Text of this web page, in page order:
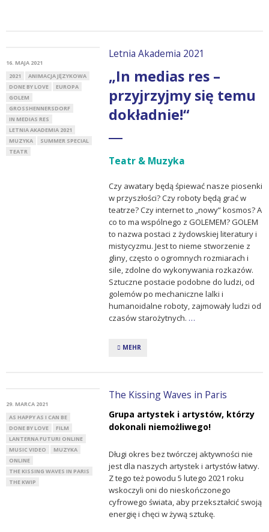
16. MAJA 2021
2021
ANIMACJA JĘZYKOWA
DONE BY LOVE
EUROPA
GOLEM
GROSSHENNERSDORF
IN MEDIAS RES
LETNIA AKADEMIA 2021
MUZYKA
SUMMER SPECIAL
TEATR
Letnia Akademia 2021
„In medias res –
przyjrzyjmy się temu
dokładnie!“
Teatr & Muzyka
Czy awatary będą śpiewać nasze piosenki
w przyszłości? Czy roboty będą grać w
teatrze? Czy internet to „nowy” kosmos? A
co to ma wspólnego z GOLEMEM? GOLEM
to nazwa postaci z żydowskiej literatury i
mistycyzmu. Jest to nieme stworzenie z
gliny, często o ogromnych rozmiarach i
sile, zdolne do wykonywania rozkazów.
Sztuczne postacie podobne do ludzi, od
golemów po mechaniczne lalki i
humanoidalne roboty, zajmowały ludzi od
czasów starożytnych. …
MEHR
29. MARCA 2021
AS HAPPY AS I CAN BE
DONE BY LOVE
FILM
LANTERNA FUTURI ONLINE
MUSIC VIDEO
MUZYKA
ONLINE
THE KISSING WAVES IN PARIS
THE KWIP
The Kissing Waves in Paris
Grupa artystek i artystów, którzy
dokonali niemożliwego!
Długi okres bez twórczej aktywności nie
jest dla naszych artystek i artystów łatwy.
Z tego też powodu 5 lutego 2021 roku
wskoczyli oni do nieskończonego
cyfrowego świata, aby przekształcić swoją
energię i chęci w żywą sztukę.